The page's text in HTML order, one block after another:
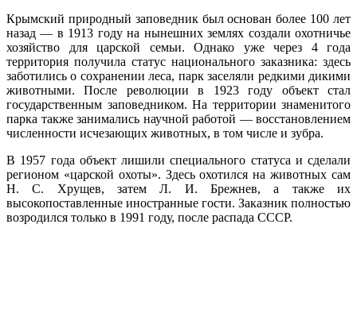
Крымский природный заповедник был основан более 100 лет
назад — в 1913 году на нынешних землях создали охотничье
хозяйство для царской семьи. Однако уже через 4 года
территория получила статус национального заказника: здесь
заботились о сохранении леса, парк заселяли редкими дикими
животными. После революции в 1923 году объект стал
государственным заповедником. На территории знаменитого
парка также занимались научной работой — восстановлением
численности исчезающих животных, в том числе и зубра.
В 1957 года объект лишили специального статуса и сделали
регионом «царской охоты». Здесь охотился на животных сам
Н. С. Хрущев, затем Л. И. Брежнев, а также их
высокопоставленные иностранные гости. Заказник полностью
возродился только в 1991 году, после распада СССР.